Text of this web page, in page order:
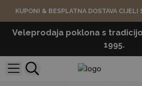
KUPONI & BESPLATNA DOSTAVA CIJELI
Veleprodaja poklona s
1995.